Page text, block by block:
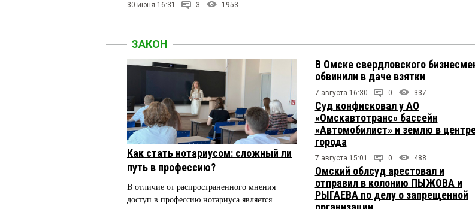
30 июня 16:31 3 1953
ЗАКОН
Как стать нотариусом: сложный ли
путь в профессию?
В отличие от распространенного мнения
доступ в профессию нотариуса является
В Омске свердловского
обвинили в даче взятки
7 августа 16:30 0 337
Суд конфисковал у АО
«Омскавтотранс» бассейн
«Автомобилист» и землю в
города
7 августа 15:01 0 488
Омский облсуд арестовал и
отправил в колонию ПЫЖОВА и
РЫГАЕВА по делу о запрещенной